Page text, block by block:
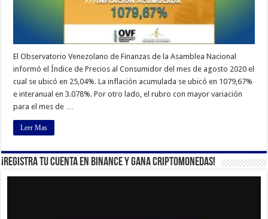
El Observatorio Venezolano de Finanzas de la Asamblea Nacional
informó el Índice de Precios al Consumidor del mes de agosto 2020 el
cual se ubicó en 25,04%. La inflación acumulada se ubicó en 1079,67%
e interanual en 3.078%. Por otro lado, el rubro con mayor variación
para el mes de …
Leer Mas
¡Registra tu cuenta en Binance y gana criptomonedas!